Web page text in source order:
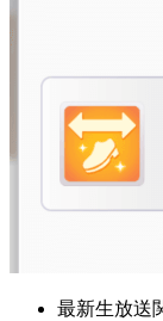
最新生放送